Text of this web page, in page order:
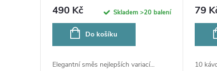
490 Kč Skladem>20 balení
Do košíku
Elegantní směs nejlepších variací...
79
10